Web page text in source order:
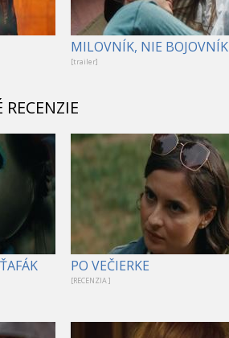
MILOVNÍK, NIE BOJOVNÍK
[trailer]
PO VEČIERKE
[RECENZIA ]